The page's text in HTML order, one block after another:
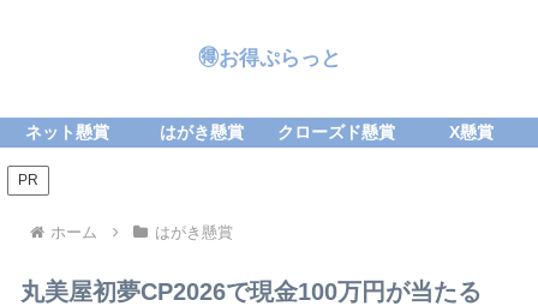
🉐お得ぷらっと
ネット懸賞 はがき懸賞 クローズド懸賞 X懸賞
PR
ホーム はがき懸賞
丸美屋初夢CP2026で現金100万円が当たる